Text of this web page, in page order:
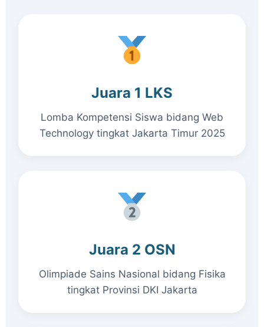
Juara 1 LKS
Lomba Kompetensi Siswa bidang Web
Technology tingkat Jakarta Timur 2025
Juara 2 OSN
Olimpiade Sains Nasional bidang Fisika
tingkat Provinsi DKI Jakarta